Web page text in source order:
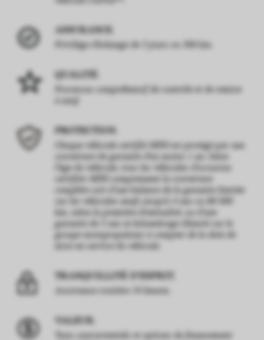
ASSURANCE.
Privilège d’échange de 3 jours ou 300 km.
QUALITÉ.
PROTECTION.
Chaque véhicule certifié MINI est protégé par une
couverture de garantie d’au moins 1 an. Selon
l’âge du véhicule, tous les véhicules d’occasion
garantie de 5 ans et kilométrage illimité sur le
TRANQUILLITÉ D’ESPRIT.
VALEUR.